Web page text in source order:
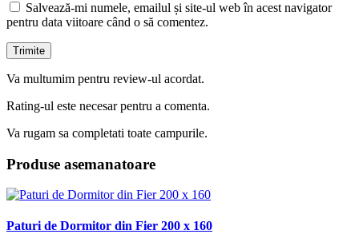
Salvează-mi numele, emailul și site-ul web în acest navigator
pentru data viitoare când o să comentez.
Va multumim pentru review-ul acordat.
Rating-ul este necesar pentru a comenta.
Va rugam sa completati toate campurile.
Produse asemanatoare
Paturi de Dormitor din Fier 200 x 160